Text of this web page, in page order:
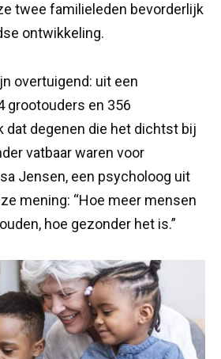
twee familieleden bevorderlijk
ontwikkeling.
overtuigend: uit een
grootouders en 356
dat degenen die het dichtst bij
vatbaar waren voor
Jensen, een psycholoog uit
mening: “Hoe meer mensen
hoe gezonder het is.”